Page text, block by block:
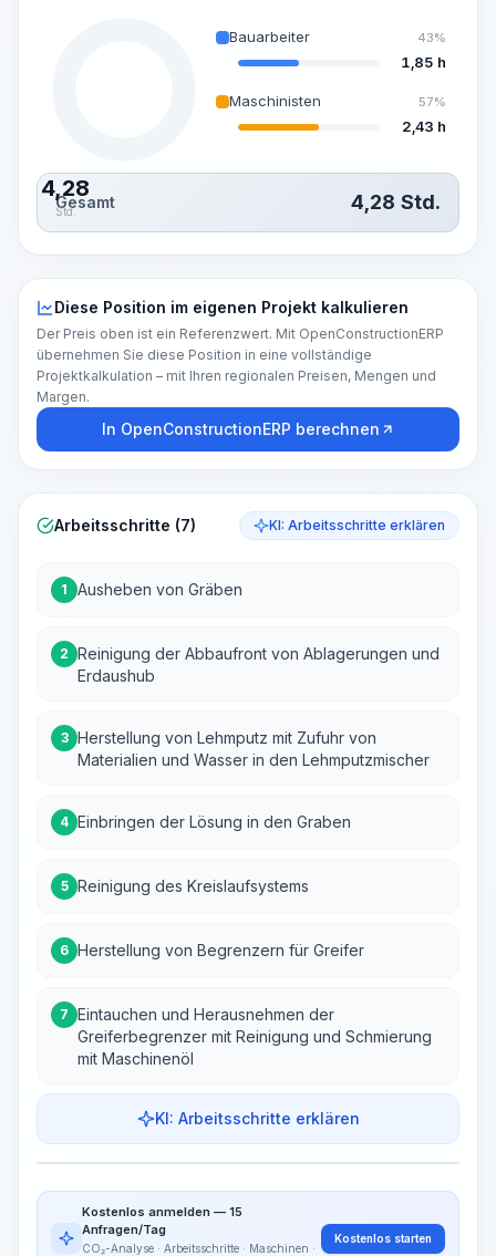
4,28
Std.
Bauarbeiter 43%
1,85 h
Maschinisten 57%
2,43 h
Gesamt 4,28 Std.
Diese Position im eigenen Projekt kalkulieren
Der Preis oben ist ein Referenzwert. Mit OpenConstructionERP
übernehmen Sie diese Position in eine vollständige
Projektkalkulation – mit Ihren regionalen Preisen, Mengen und
Margen.
In OpenConstructionERP berechnen
Arbeitsschritte (7) KI: Arbeitsschritte erklären
1 Ausheben von Gräben
2 Reinigung der Abbaufront von Ablagerungen und
Erdaushub
3 Herstellung von Lehmputz mit Zufuhr von
Materialien und Wasser in den Lehmputzmischer
4 Einbringen der Lösung in den Graben
5 Reinigung des Kreislaufsystems
6 Herstellung von Begrenzern für Greifer
7 Eintauchen und Herausnehmen der
Greiferbegrenzer mit Reinigung und Schmierung
mit Maschinenöl
KI: Arbeitsschritte erklären
Arbeitsschritte
~15-30 Sek.
Kostenlos anmelden — 15
Anfragen/Tag
CO₂-Analyse · Arbeitsschritte · Maschinen ·
Kostenlos starten